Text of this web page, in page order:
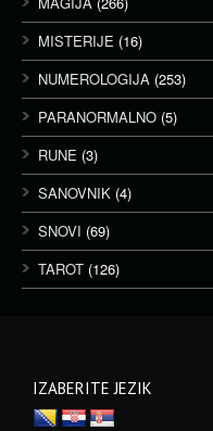
MISTERIJE (16)
NUMEROLOGIJA (253)
PARANORMALNO (5)
RUNE (3)
SANOVNIK (4)
SNOVI (69)
TAROT (126)
IZABERITE JEZIK